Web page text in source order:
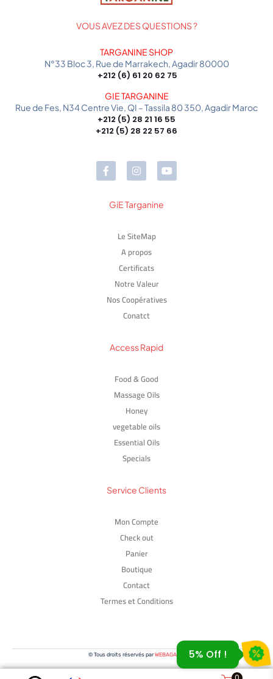
VOUS AVEZ DES QUESTIONS ?
TARGANINE SHOP
N°33 Bloc 3, Rue de Marrakech, Agadir 80000
+212 (6) 61 20 62 75
GIE TARGANINE
Rue de Fes, N34 Centre Vie, QI – Tassila 80 350, Agadir Maroc
+212 (5) 28 21 16 55
+212 (5) 28 22 57 66
GiE Targanine
Le SiteMap
A propos
Certificats
Notre Valeur
Nos Coopératives
Conatct
Access Rapid
Food & Good
Massage Oils
Honey
vegetable oils
Essential Oils
Specials
Service Clients
Mon Compte
Check out
Panier
Boutique
Contact
Termes et Conditions
© Tous droits réservés parWEBAGADIR
Artisanat Marocain
5% Off !